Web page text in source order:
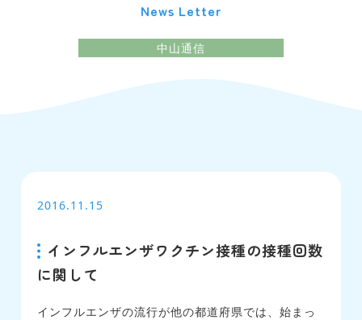
News Letter
中山通信
2016.11.15
インフルエンザワクチン接種の接種回数
に関して
インフルエンザの流行が他の都道府県では、始まっ